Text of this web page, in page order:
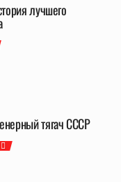
лучшего
тягач СССР